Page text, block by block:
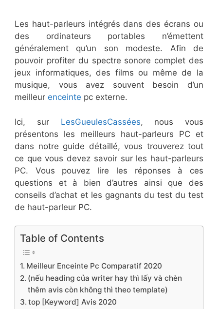
Les haut-parleurs intégrés dans des écrans ou
des ordinateurs portables n’émettent
généralement qu’un son modeste. Afin de
pouvoir profiter du spectre sonore complet des
jeux informatiques, des films ou même de la
musique, vous avez souvent besoin d’un
meilleur enceinte pc externe.
Ici, sur LesGueulesCassées, nous vous
présentons les meilleurs haut-parleurs PC et
dans notre guide détaillé, vous trouverez tout
ce que vous devez savoir sur les haut-parleurs
PC. Vous pouvez lire les réponses à ces
questions et à bien d’autres ainsi que des
conseils d’achat et les gagnants du test du test
de haut-parleur PC.
Table of Contents
​Meilleur Enceinte Pc Comparatif 2020
(nếu heading của writer hay thì lấy và chèn
thêm avis còn không thì theo template)
top [Keyword] Avis 2020